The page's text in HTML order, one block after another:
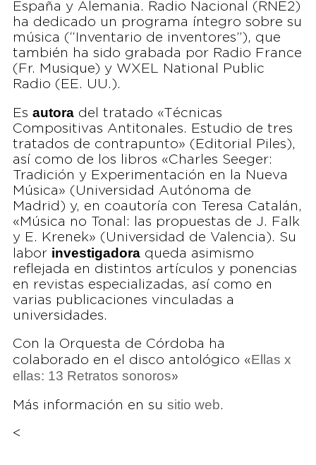
España y Alemania. Radio Nacional (RNE2)
ha dedicado un programa íntegro sobre su
música (“Inventario de inventores”), que
también ha sido grabada por Radio France
(Fr. Musique) y WXEL National Public
Radio (EE. UU.).
Es autoradel tratado «Técnicas
Compositivas Antitonales. Estudio de tres
tratados de contrapunto» (Editorial Piles),
así como de los libros «Charles Seeger:
Tradición y Experimentación en la Nueva
Música» (Universidad Autónoma de
Madrid) y, en coautoría con Teresa Catalán,
«Música no Tonal: las propuestas de J. Falk
y E. Krenek» (Universidad de Valencia). Su
labor investigadoraqueda asimismo
reflejada en distintos artículos y ponencias
en revistas especializadas, así como en
varias publicaciones vinculadas a
universidades.
Con la Orquesta de Córdoba ha
colaborado en el disco antológico «Ellas x
ellas: 13 Retratos sonoros»
Más información en su sitio web.
<